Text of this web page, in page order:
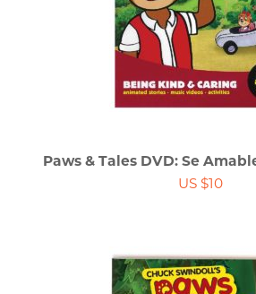
Paws & Tales DVD: Se
US $10